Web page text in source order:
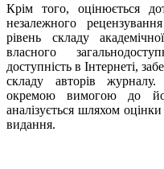
Крім того, оцінюється
незалежного
рівень складу
власного
доступність в Інтернеті,
складу авторів
окремою вимогою до
аналізується шляхом
видання.